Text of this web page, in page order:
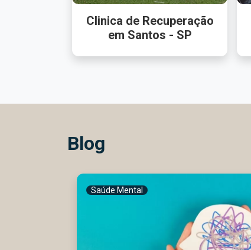
Clinica de Recuperação
em Santos - SP
Blog
Saúde Mental